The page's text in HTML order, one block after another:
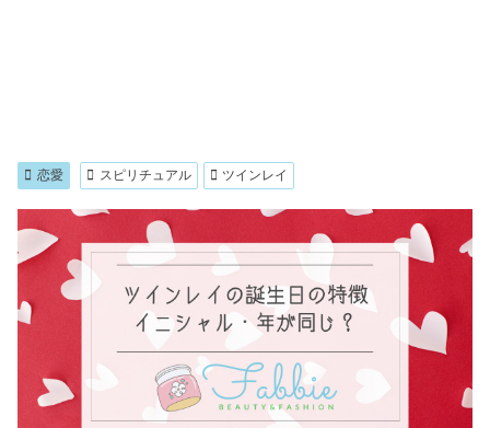
恋愛 スピリチュアル ツインレイ